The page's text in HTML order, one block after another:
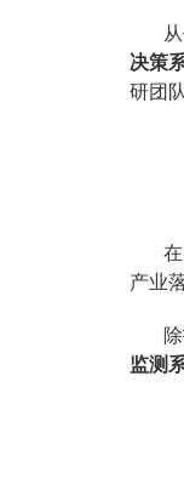
决策
研团
产业
监测